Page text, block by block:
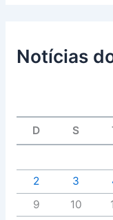
Notícias
D S
2
3
9
10